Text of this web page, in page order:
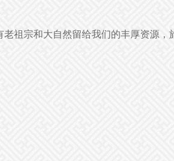
祖宗和大自然留给我们的丰厚资源，